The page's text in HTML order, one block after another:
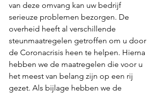
van deze omvang kan uw bedrijf
serieuze problemen bezorgen. De
overheid heeft al verschillende
steunmaatregelen getroffen om u door
de Coronacrisis heen te helpen. Hierna
hebben we de maatregelen die voor u
het meest van belang zijn op een rij
gezet. Als bijlage hebben we de